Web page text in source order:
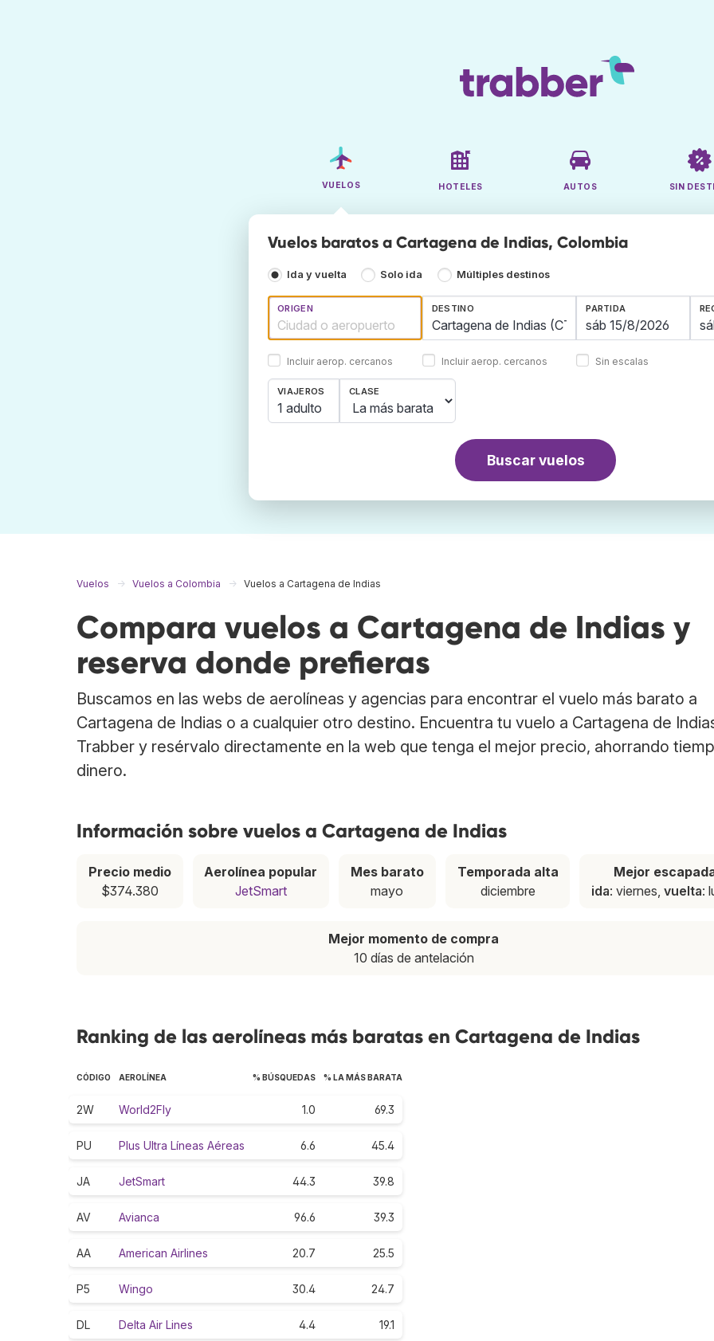
VUELOS HOTELES AUTOS SIN
Vuelos baratos a Cartagena de Indias, Colombia
Ida y vuelta Solo ida Múltiples destinos
ORIGEN
Incluir aerop. cercanos
DESTINO
Incluir aerop. cercanos
PARTIDA
Sin escalas
VIAJEROS
1 adulto
CLASE
Buscar vuelos
Vuelos Vuelos a Colombia Vuelos a Cartagena de Indias
Compara vuelos a Cartagena de Indias y
reserva donde prefieras
Buscamos en las webs de aerolíneas y agencias para encontrar el vuelo más barato a
Cartagena de Indias o a cualquier otro destino. Encuentra tu vuelo a Cartagena de
Trabber y resérvalo directamente en la web que tenga el mejor precio, ahorrando
dinero.
Información sobre vuelos a Cartagena de Indias
Precio medio
$374.380
Aerolínea popular
JetSmart
Mes barato
mayo
Temporada alta
diciembre
Mejor
ida: viernes,vuelta:
Mejor momento de compra
10 días de antelación
Ranking de las aerolíneas más baratas en Cartagena de Indias
CÓDIGO AEROLÍNEA % BÚSQUEDAS % LA MÁS BARATA
2W World2Fly 1.0 69.3
PU Plus Ultra Líneas Aéreas 6.6 45.4
JA JetSmart 44.3 39.8
AV Avianca 96.6 39.3
AA American Airlines 20.7 25.5
P5 Wingo 30.4 24.7
DL Delta Air Lines 4.4 19.1